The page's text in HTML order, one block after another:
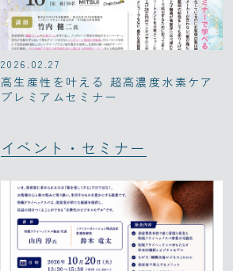
2026.02.27
高生産性を叶える 超高濃度水素ケア
プレミアムセミナー
イベント・セミナー